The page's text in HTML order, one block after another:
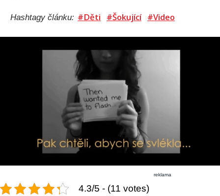
Hashtagy článku: #Děti #Šokující #Video
reklama
4.3/5 - (11 votes)